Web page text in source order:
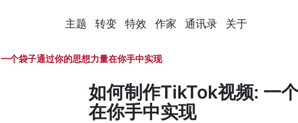
主题 转变 特效 作家 通讯录 关于
一个袋子通过你的思想力量在你手中实现
如何制作TikTok视频: 一
在你手中实现